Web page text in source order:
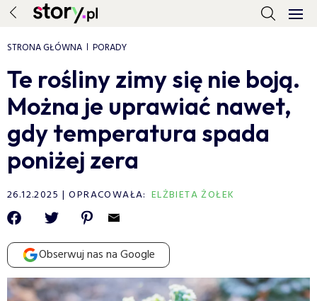
STRONA GŁÓWNA PORADY
Te rośliny zimy się nie boją.
Można je uprawiać nawet,
gdy temperatura spada
poniżej zera
26.12.2025 OPRACOWAŁA: ELŻBIETA ŻOŁEK
Obserwuj nas na Google